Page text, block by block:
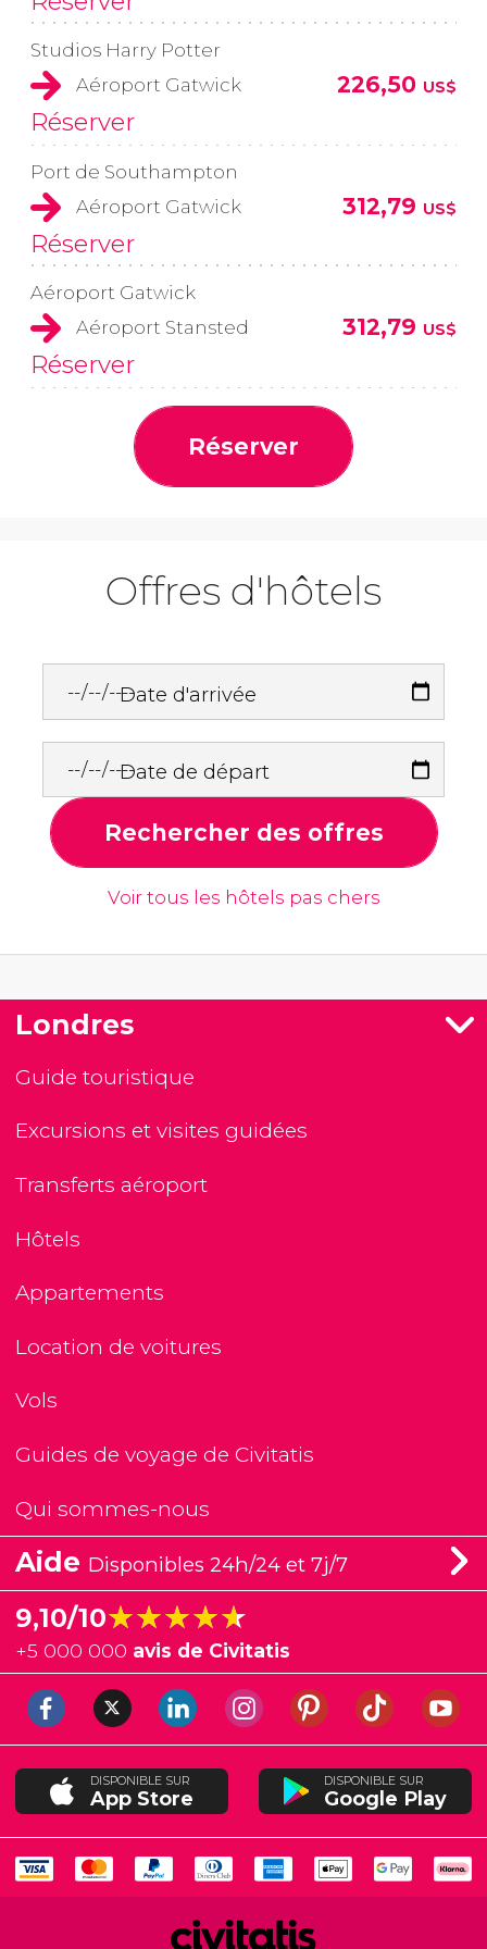
Studios Harry Potter
Aéroport Gatwick
226,50 US$
Réserver
Port de Southampton
Aéroport Gatwick
312,79 US$
Réserver
Aéroport Gatwick
Aéroport Stansted
312,79 US$
Réserver
Réserver
Offres d'hôtels
Date d'arrivée
Date de départ
Rechercher des offres
Voir tous les hôtels pas chers
Londres
Guide touristique
Excursions et visites guidées
Transferts aéroport
Hôtels
Appartements
Location de voitures
Vols
Guides de voyage de Civitatis
Qui sommes-nous
Aide Disponibles 24h/24 et 7j/7
9,10/10★★★★★
★★★★★
+5 000 000 avis de Civitatis
DISPONIBLE SUR
App Store
DISPONIBLE SUR
Google Play